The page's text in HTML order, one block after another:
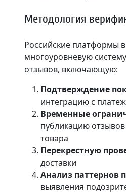
Методология
Российские платформы
многоуровневую
отзывов, включающую:
Подтверждение
интеграцию с
Временные
публикацию
товара
Перекрестную
доставки
Анализ паттернов
выявления